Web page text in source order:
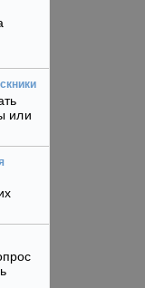
или